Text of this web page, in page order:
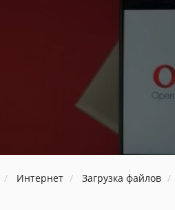
Интернет Загрузка файлов